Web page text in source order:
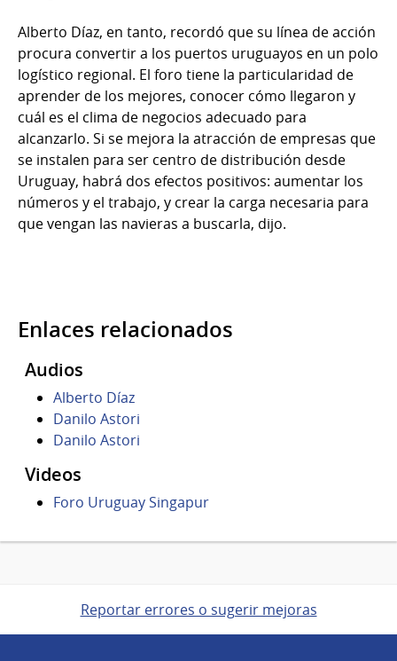
Alberto Díaz, en tanto, recordó que su línea de acción
procura convertir a los puertos uruguayos en un polo
logístico regional. El foro tiene la particularidad de
aprender de los mejores, conocer cómo llegaron y
cuál es el clima de negocios adecuado para
alcanzarlo. Si se mejora la atracción de empresas que
se instalen para ser centro de distribución desde
Uruguay, habrá dos efectos positivos: aumentar los
números y el trabajo, y crear la carga necesaria para
que vengan las navieras a buscarla, dijo.
Enlaces relacionados
Audios
Alberto Díaz
Danilo Astori
Danilo Astori
Videos
Foro Uruguay Singapur
Reportar errores o sugerir mejoras